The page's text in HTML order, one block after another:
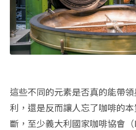
這些不同的元素是否真的能帶
利，還是反而讓人忘了咖啡的
斷，至少義大利國家咖啡協會